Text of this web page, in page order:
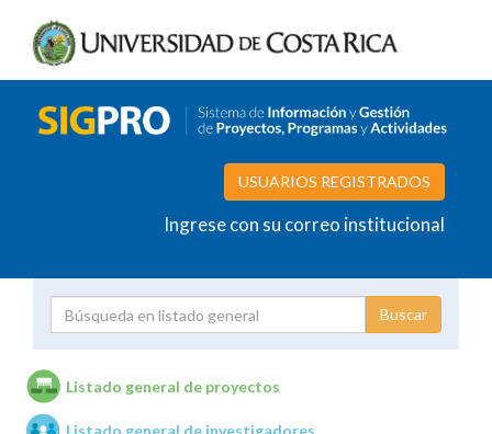
USUARIOS REGISTRADOS
Ingrese con su correo institucional
Listado general de proyectos
Listado general de investigadores